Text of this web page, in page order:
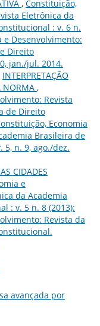
, Constituição,
Eletrônica da
: v. 6 n.
e Desenvolvimento:
Direito
jan./jul. 2014.
INTERPRETAÇÃO
NORMA ,
Revista
de Direito
Economia
Brasileira de
n. 9, ago./dez.
CIDADES
e
da Academia
: v. 5 n. 8 (2013):
Revista da
avançada por